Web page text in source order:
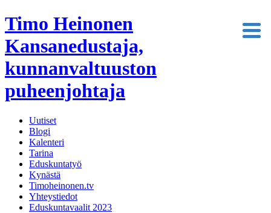
Timo Heinonen
Kansanedustaja,
kunnanvaltuuston
puheenjohtaja
Uutiset
Blogi
Kalenteri
Tarina
Eduskuntatyö
Kynästä
Timoheinonen.tv
Yhteystiedot
Eduskuntavaalit 2023